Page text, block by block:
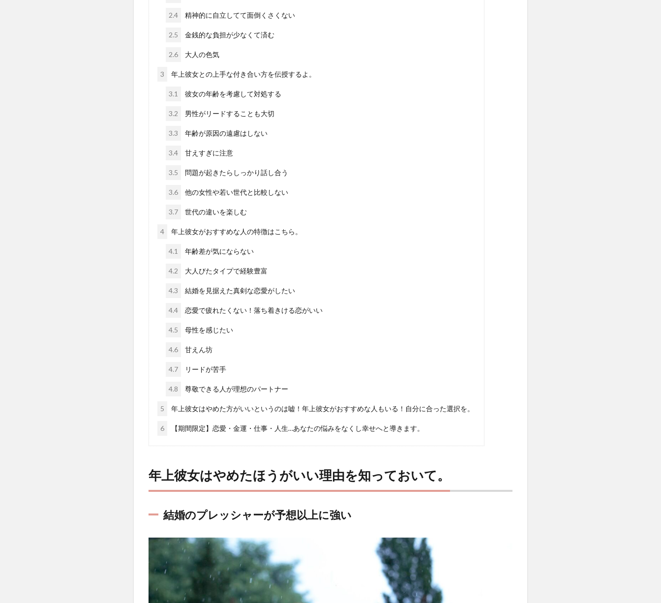
2.4 精神的に自立してて面倒くさくない
2.5 金銭的な負担が少なくて済む
2.6 大人の色気
3 年上彼女との上手な付き合い方を伝授するよ。
3.1 彼女の年齢を考慮して対処する
3.2 男性がリードすることも大切
3.3 年齢が原因の遠慮はしない
3.4 甘えすぎに注意
3.5 問題が起きたらしっかり話し合う
3.6 他の女性や若い世代と比較しない
3.7 世代の違いを楽しむ
4 年上彼女がおすすめな人の特徴はこちら。
4.1 年齢差が気にならない
4.2 大人びたタイプで経験豊富
4.3 結婚を見据えた真剣な恋愛がしたい
4.4 恋愛で疲れたくない！落ち着きける恋がいい
4.5 母性を感じたい
4.6 甘えん坊
4.7 リードが苦手
4.8 尊敬できる人が理想のパートナー
5 年上彼女はやめた方がいいというのは嘘！年上彼女がおすすめな人もいる！自分に合った選択を。
6 【期間限定】恋愛・金運・仕事・人生…あなたの悩みをなくし幸せへと導きます。
年上彼女はやめたほうがいい理由を知っておいて。
結婚のプレッシャーが予想以上に強い